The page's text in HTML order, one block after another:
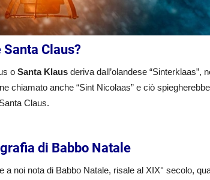
Santa Claus?
oSanta Klaus deriva dall’olandese
chiamato anche “Sint Nicolaas” e ciò
Claus.
di Babbo Natale
a noi nota di Babbo Natale, risale al XIX° secolo,